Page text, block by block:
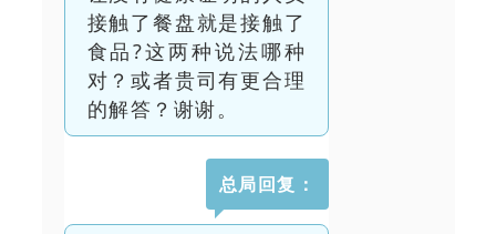
接触了餐盘就是接触了
食品?这两种说法哪种
对？或者贵司有更合理
的解答？谢谢。
总局回复：